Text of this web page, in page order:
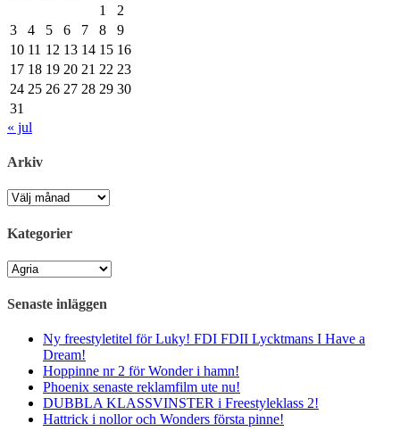
1
2
3
4 5 6 7 8
9
10 11 12 13 14 15 16
17 18 19 20 21 22 23
24 25 26 27 28 29 30
31
« jul
Arkiv
Arkiv
Kategorier
Kategorier
Senaste inläggen
Ny freestyletitel för Luky! FDI FDII Lycktmans I Have a
Dream!
Hoppinne nr 2 för Wonder i hamn!
Phoenix senaste reklamfilm ute nu!
DUBBLA KLASSVINSTER i Freestyleklass 2!
Hattrick i nollor och Wonders första pinne!